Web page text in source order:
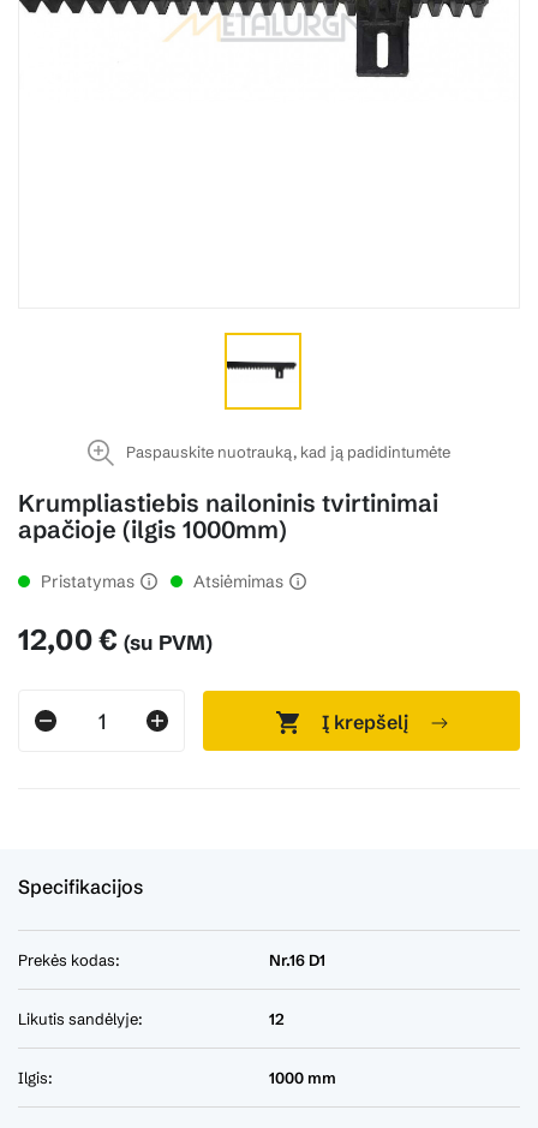
Paspauskite nuotrauką, kad ją padidintumėte
Krumpliastiebis nailoninis tvirtinimai
apačioje (ilgis 1000mm)
Pristatymas Atsiėmimas
12,00 € (su PVM)
Į krepšelį
Specifikacijos
Prekės kodas: Nr.16 D1
Likutis sandėlyje: 12
Ilgis: 1000 mm